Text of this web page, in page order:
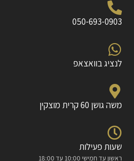
050-693-0903
לנציג בוואצאפ
משה גושן 60 קרית מוצקין
שעות פעילות
ראשון עד חמישי 10:00 עד 18:00